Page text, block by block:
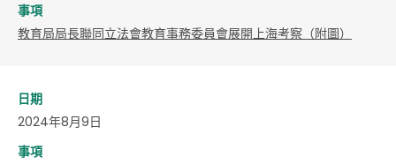
事項
教育局局長聯同立法會教育事務委員會展開上海考察（附圖）
日期
2024年8月9日
事項